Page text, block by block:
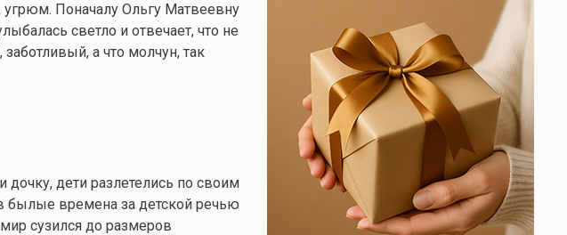
угрюм. Поначалу Ольгу Матвеевну
светло и отвечает, что не
а что молчун, так
дети разлетелись по своим
былые времена за детской речью
сузился до размеров